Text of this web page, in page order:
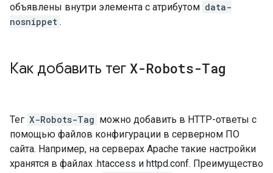
объявлены внутри элемента с атрибутом data-
nosnippet .
Как добавить тег X-Robots-Tag
Тег X-Robots-Tag можно добавить в HTTP-ответы с
помощью файлов конфигурации в серверном ПО
сайта. Например, на серверах Apache такие настройки
хранятся в файлах .htaccess и httpd.conf. Преимущество